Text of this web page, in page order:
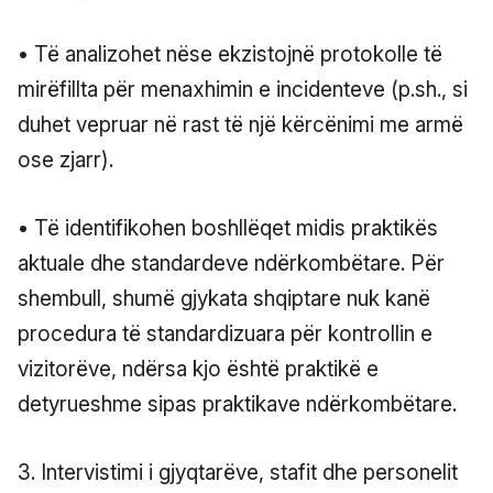
• Të analizohet nëse ekzistojnë protokolle të
mirëfillta për menaxhimin e incidenteve (p.sh., si
duhet vepruar në rast të një kërcënimi me armë
ose zjarr).
• Të identifikohen boshllëqet midis praktikës
aktuale dhe standardeve ndërkombëtare. Për
shembull, shumë gjykata shqiptare nuk kanë
procedura të standardizuara për kontrollin e
vizitorëve, ndërsa kjo është praktikë e
detyrueshme sipas praktikave ndërkombëtare.
3. Intervistimi i gjyqtarëve, stafit dhe personelit